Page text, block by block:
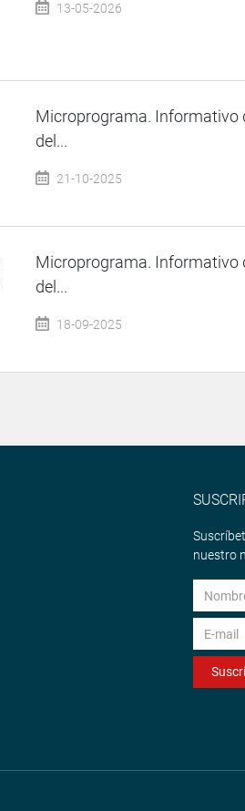
13-05-2026
Microprograma. Informativo
del...
21-10-2025
Microprograma. Informativo
del...
18-09-2025
nuestro